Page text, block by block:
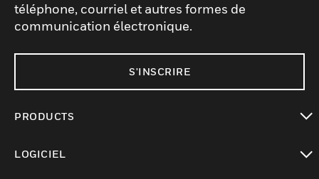
téléphone, courriel et autres formes de
communication électronique.
S'INSCRIRE
PRODUCTS
LOGICIEL